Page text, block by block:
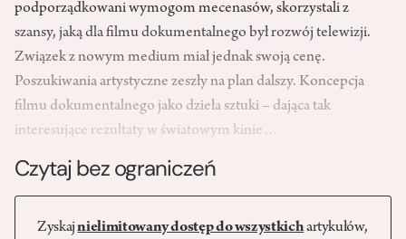
podporządkowani wymogom mecenasów, skorzystali z
szansy, jaką dla filmu dokumentalnego był rozwój telewizji.
Związek z nowym medium miał jednak swoją cenę.
Poszukiwania artystyczne zeszły na plan dalszy. Koncepcja
filmu dokumentalnego jako dzieła sztuki – dająca tak
interesujące rezultaty w światowym kinie…
Czytaj bez ograniczeń
Zyskajnielimitowany dostęp do wszystkichartykułów,